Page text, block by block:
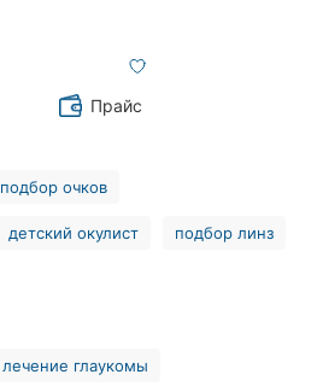
Прайс
подбор очков
детский окулист подбор линз
лечение глаукомы